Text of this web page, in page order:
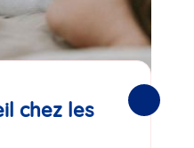
chez les